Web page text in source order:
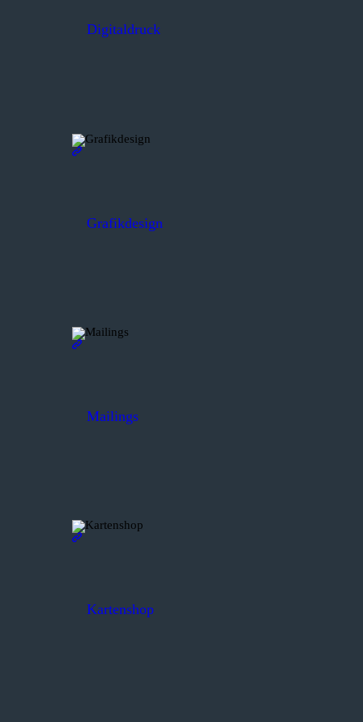
Digitaldruck
Grafikdesign
Mailings
Kartenshop